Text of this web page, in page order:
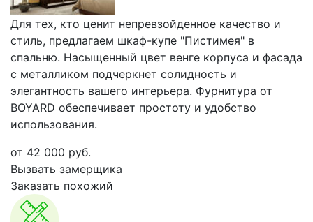
Для тех, кто ценит непревзойденное качество и
стиль, предлагаем шкаф-купе "Пистимея" в
спальню. Насыщенный цвет венге корпуса и фасада
с металликом подчеркнет солидность и
элегантность вашего интерьера. Фурнитура от
BOYARD обеспечивает простоту и удобство
использования.
от 42 000 руб.
Вызвать замерщика
Заказать похожий